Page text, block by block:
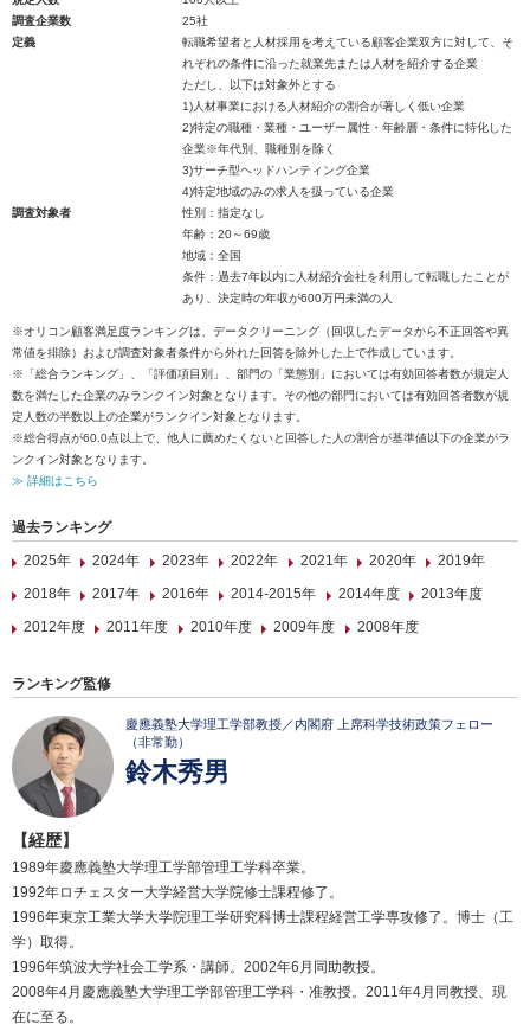
調査企業数
25社
定義
転職希望者と人材採用を考えている顧客企業双方に対して、そ
れぞれの条件に沿った就業先または人材を紹介する企業
ただし、以下は対象外とする
1)人材事業における人材紹介の割合が著しく低い企業
2)特定の職種・業種・ユーザー属性・年齢層・条件に特化した
企業※年代別、職種別を除く
3)サーチ型ヘッドハンティング企業
4)特定地域のみの求人を扱っている企業
調査対象者
性別：指定なし
年齢：20～69歳
地域：全国
条件：過去7年以内に人材紹介会社を利用して転職したことが
あり、決定時の年収が600万円未満の人
※オリコン顧客満足度ランキングは、データクリーニング（回収したデータから不正回答や異
常値を排除）および調査対象者条件から外れた回答を除外した上で作成しています。
※「総合ランキング」、「評価項目別」、部門の「業態別」においては有効回答者数が規定人
数を満たした企業のみランクイン対象となります。その他の部門においては有効回答者数が規
定人数の半数以上の企業がランクイン対象となります。
※総合得点が60.0点以上で、他人に薦めたくないと回答した人の割合が基準値以下の企業がラ
ンクイン対象となります。
≫ 詳細はこちら
過去ランキング
2025年
2024年 2023年 2022年 2021年 2020年
2019年
2018年
2017年 2016年 2014-2015年 2014年度
2013年度
2012年度
2011年度 2010年度 2009年度 2008年度
ランキング監修
慶應義塾大学理工学部教授／内閣府 上席科学技術政策フェロー
（非常勤）
鈴木秀男
【経歴】
1989年慶應義塾大学理工学部管理工学科卒業。
1992年ロチェスター大学経営大学院修士課程修了。
1996年東京工業大学大学院理工学研究科博士課程経営工学専攻修了。博士（工
学）取得。
1996年筑波大学社会工学系・講師。2002年6月同助教授。
2008年4月慶應義塾大学理工学部管理工学科・准教授。2011年4月同教授、現
在に至る。